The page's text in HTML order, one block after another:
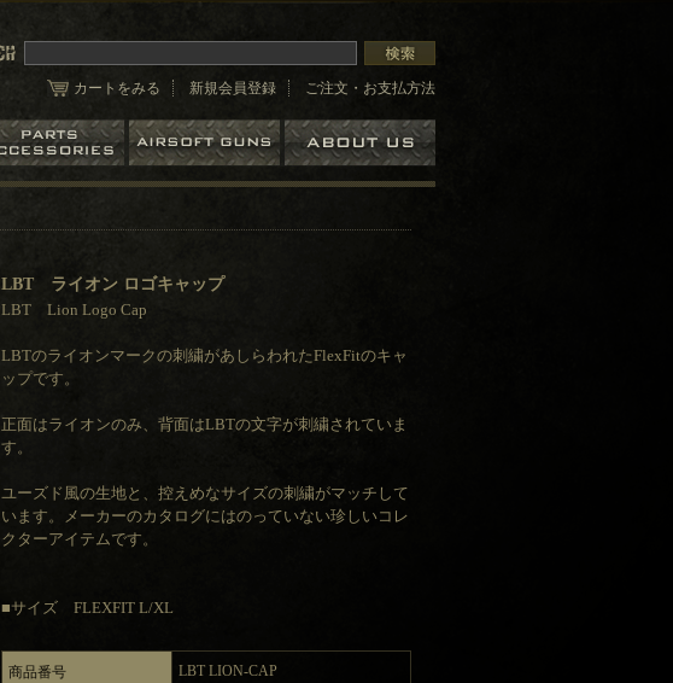
カートをみる 新規会員登録 ご注文・お支払方法
LBT ライオン ロゴキャップ
LBT Lion Logo Cap
LBTのライオンマークの刺繍があしらわれたFlexFitのキャ
ップです。
正面はライオンのみ、背面はLBTの文字が刺繍されていま
す。
ユーズド風の生地と、控えめなサイズの刺繍がマッチして
います。メーカーのカタログにはのっていない珍しいコレ
クターアイテムです。
■サイズ FLEXFIT L/XL
商品番号 LBT LION-CAP